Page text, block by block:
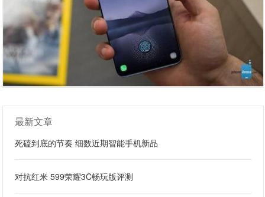
最新文章
死磕到底的节奏 细数近期智能手机新品
对抗红米 599荣耀3C畅玩版评测